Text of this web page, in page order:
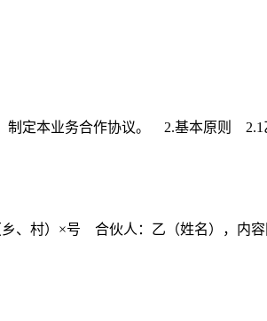
本业务合作协议。 2.基本原则 2.1
、村）×号 合伙人：乙（姓名），内